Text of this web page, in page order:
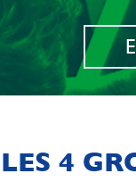
LES 4